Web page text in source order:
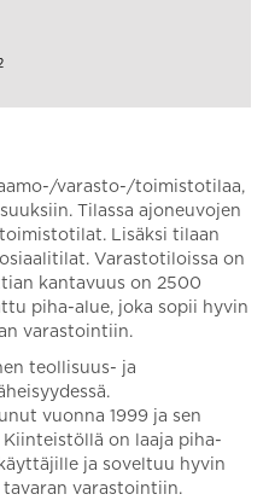
varasto-/toimistotilaa,
Tilassa ajoneuvojen
Lisäksi tilaan
Varastotiloissa on
kantavuus on 2500
piha-alue, joka sopii hyvin
varastointiin.
teollisuus- ja
vuonna 1999 ja sen
Kiinteistöllä on laaja piha-
ja soveltuu hyvin
tavaran varastointiin.